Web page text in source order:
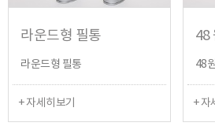
라운드형 필통
라운드형 필통
+ 자세히보기
48
48
+ 자